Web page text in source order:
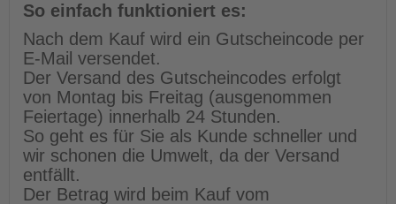
So einfach funktioniert es:
Nach dem Kauf wird ein Gutscheincode per
E-Mail versendet.
Der Versand des Gutscheincodes erfolgt
von Montag bis Freitag (ausgenommen
Feiertage) innerhalb 24 Stunden.
So geht es für Sie als Kunde schneller und
wir schonen die Umwelt, da der Versand
entfällt.
Der Betrag wird beim Kauf vom